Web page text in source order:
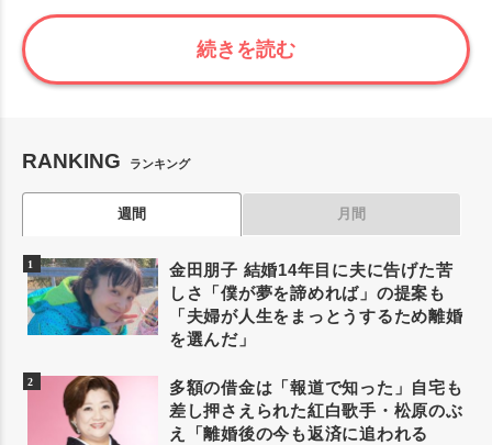
Mute
続きを読む
RANKING ランキング
週間 月間
金田朋子 結婚14年目に夫に告げた苦
しさ「僕が夢を諦めれば」の提案も
「夫婦が人生をまっとうするため離婚
を選んだ」
多額の借金は「報道で知った」自宅も
差し押さえられた紅白歌手・松原のぶ
え「離婚後の今も返済に追われる